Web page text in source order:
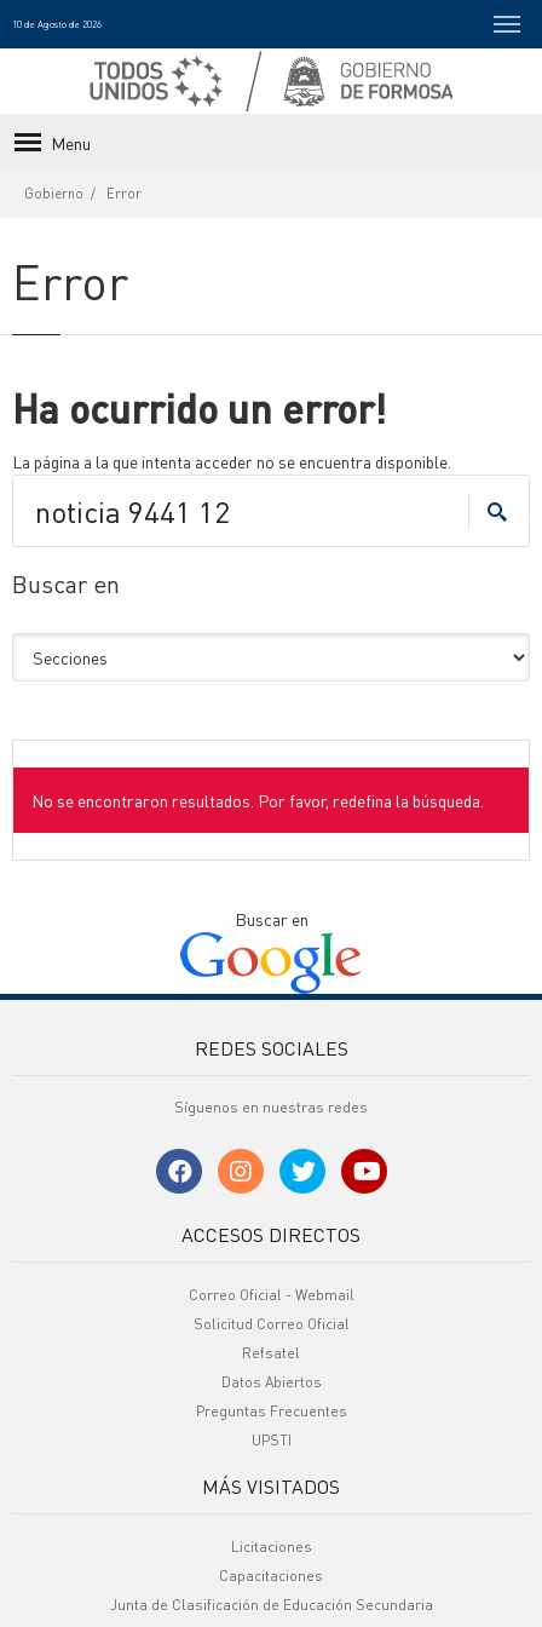
10 de Agosto de 2026
Menu
Gobierno Error
Error
Ha ocurrido un error!
La página a la que intenta acceder no se encuentra disponible.
Buscar en
No se encontraron resultados. Por favor, redefina la búsqueda.
Buscar en
REDES SOCIALES
Síguenos en nuestras redes
ACCESOS DIRECTOS
Correo Oficial - Webmail
Solicitud Correo Oficial
Refsatel
Datos Abiertos
Preguntas Frecuentes
UPSTI
MÁS VISITADOS
Licitaciones
Capacitaciones
Junta de Clasificación de Educación Secundaria